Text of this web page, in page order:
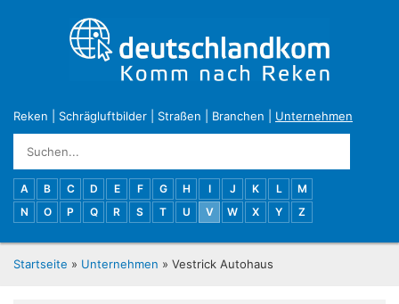
Reken Schrägluftbilder Straßen Branchen Unternehmen
A B C D E F G H I J K L
M
N
O P Q R S T U V W X Y Z
Startseite » Unternehmen » Vestrick Autohaus